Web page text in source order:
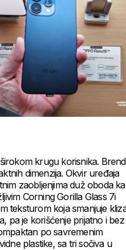
krugu korisnika.
dimenzija. Okvir uređaja
zaobljenjima duž oboda
Corning Gorilla Glass 7i
teksturom koja smanjuje
pa je korišćenje prijatno i bez
po savremenim
plastike, sa tri sočiva u